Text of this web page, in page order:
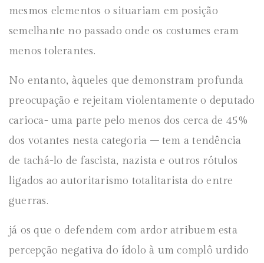
mesmos elementos o situariam em posição
semelhante no passado onde os costumes eram
menos tolerantes.
No entanto, àqueles que demonstram profunda
preocupação e rejeitam violentamente o deputado
carioca- uma parte pelo menos dos cerca de 45%
dos votantes nesta categoria – tem a tendência
de tachá-lo de fascista, nazista e outros rótulos
ligados ao autoritarismo totalitarista do entre
guerras.
já os que o defendem com ardor atribuem esta
percepção negativa do ídolo à um complô urdido